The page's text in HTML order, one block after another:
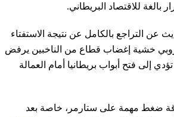
بالغة للاقتصاد البريطاني.
عن التراجع بالكامل عن نتيجة الاستفتاء
خشية إغضاب قطاع من الناخبين يرفض
إلى فتح أبواب بريطانيا أمام العمالة
ضغط مهمة على ستارمر، خاصة بعد